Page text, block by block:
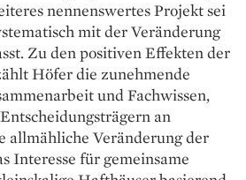
nennenswertes Projekt sei
mit der Veränderung
Zu den positiven Effekten der
Höfer die zunehmende
und Fachwissen,
an
allmähliche Veränderung der
Interesse für gemeinsame